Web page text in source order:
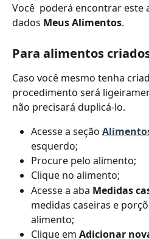
Você  poderá encontrar este
dados Meus Alimentos.
Para alimentos
Caso você mesmo tenha
procedimento será
não precisará duplicá-lo.
Acesse a seção
esquerdo;
Procure pelo alimento;
Clique no alimento;
Acesse a aba Medidas
medidas caseiras e
alimento;
Clique em Adicionar